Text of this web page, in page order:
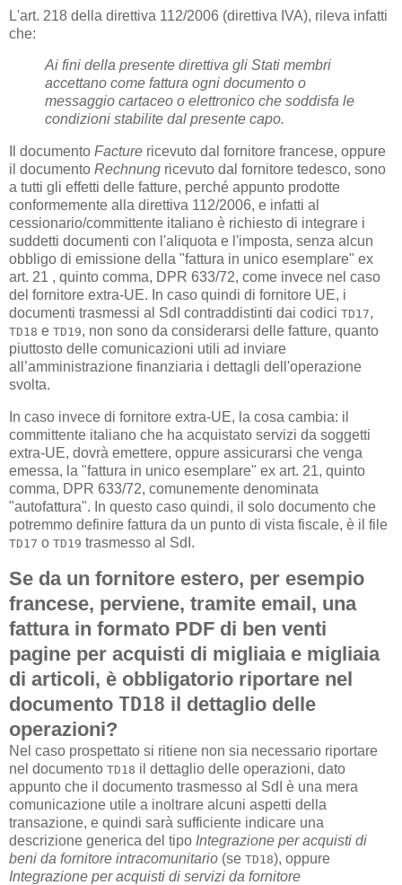
L'art. 218 della direttiva 112/2006 (direttiva IVA), rileva infatti
che:
Ai fini della presente direttiva gli Stati membri
accettano come fattura ogni documento o
messaggio cartaceo o elettronico che soddisfa le
condizioni stabilite dal presente capo.
Il documento Facture ricevuto dal fornitore francese, oppure
il documento Rechnung ricevuto dal fornitore tedesco, sono
a tutti gli effetti delle fatture, perché appunto prodotte
conformemente alla direttiva 112/2006, e infatti al
cessionario/committente italiano è richiesto di integrare i
suddetti documenti con l'aliquota e l'imposta, senza alcun
obbligo di emissione della "fattura in unico esemplare" ex
art. 21 , quinto comma, DPR 633/72, come invece nel caso
del fornitore extra-UE. In caso quindi di fornitore UE, i
documenti trasmessi al SdI contraddistinti dai codici TD17,
TD18 e TD19, non sono da considerarsi delle fatture, quanto
piuttosto delle comunicazioni utili ad inviare
all’amministrazione finanziaria i dettagli dell'operazione
svolta.
In caso invece di fornitore extra-UE, la cosa cambia: il
committente italiano che ha acquistato servizi da soggetti
extra-UE, dovrà emettere, oppure assicurarsi che venga
emessa, la "fattura in unico esemplare" ex art. 21, quinto
comma, DPR 633/72, comunemente denominata
"autofattura". In questo caso quindi, il solo documento che
potremmo definire fattura da un punto di vista fiscale, è il file
TD17 o TD19 trasmesso al SdI.
Se da un fornitore estero, per esempio
francese, perviene, tramite email, una
fattura in formato PDF di ben venti
pagine per acquisti di migliaia e migliaia
di articoli, è obbligatorio riportare nel
documento TD18 il dettaglio delle
operazioni?
Nel caso prospettato si ritiene non sia necessario riportare
nel documento TD18 il dettaglio delle operazioni, dato
appunto che il documento trasmesso al SdI è una mera
comunicazione utile a inoltrare alcuni aspetti della
transazione, e quindi sarà sufficiente indicare una
descrizione generica del tipo Integrazione per acquisti di
beni da fornitore intracomunitario (se TD18), oppure
Integrazione per acquisti di servizi da fornitore